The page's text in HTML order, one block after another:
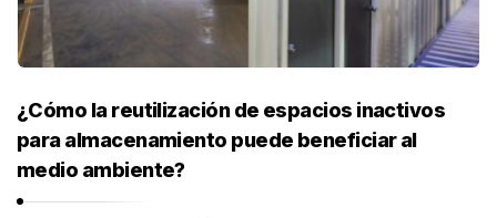
¿Cómo la reutilización de espacios inactivos
para almacenamiento puede beneficiar al
medio ambiente?